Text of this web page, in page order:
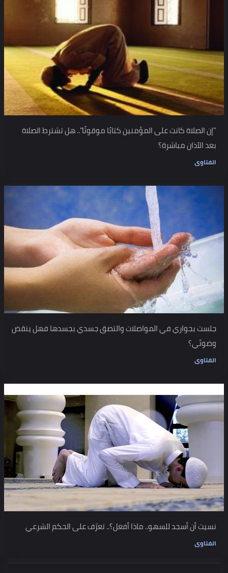
"إن الصلاة كانت على المؤمنين كتابًا موقوتًا".. هل تشترط الصلاة
بعد الآذان مباشرة؟
الفتاوى
جلست بجواري في المواصلات والتصق جسدي بجسدها فهل ينقض
وضوئي؟
الفتاوى
نسيت أن أسجد للسهو.. ماذا أفعل؟.. تعرّف على الحكم الشرعي
الفتاوى